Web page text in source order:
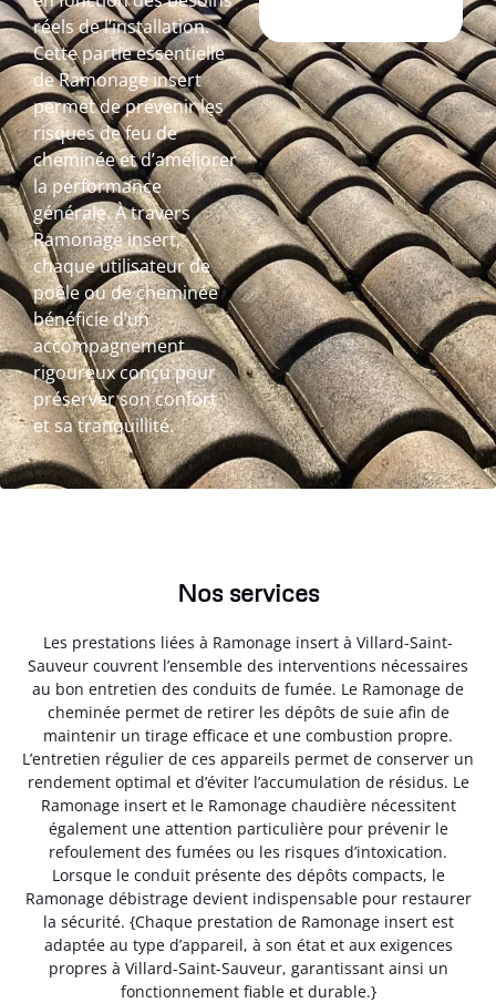
réels de l’installation.
Cette partie essentielle
de Ramonage insert
permet de prévenir les
risques de feu de
cheminée et d’améliorer
la performance
générale. À travers
Ramonage insert,
chaque utilisateur de
poêle ou de cheminée
bénéficie d’un
accompagnement
rigoureux conçu pour
préserver son confort
et sa tranquillité.
Nos services
Les prestations liées à Ramonage insert à Villard-Saint-
Sauveur couvrent l’ensemble des interventions nécessaires
au bon entretien des conduits de fumée. Le Ramonage de
cheminée permet de retirer les dépôts de suie afin de
maintenir un tirage efficace et une combustion propre.
L’entretien régulier de ces appareils permet de conserver un
rendement optimal et d’éviter l’accumulation de résidus. Le
Ramonage insert et le Ramonage chaudière nécessitent
également une attention particulière pour prévenir le
refoulement des fumées ou les risques d’intoxication.
Lorsque le conduit présente des dépôts compacts, le
Ramonage débistrage devient indispensable pour restaurer
la sécurité. {Chaque prestation de Ramonage insert est
adaptée au type d’appareil, à son état et aux exigences
propres à Villard-Saint-Sauveur, garantissant ainsi un
fonctionnement fiable et durable.}